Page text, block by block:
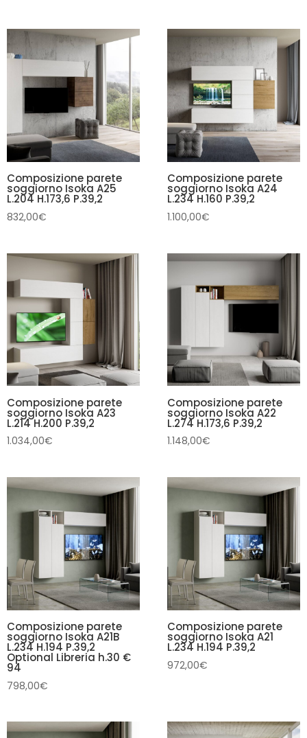
Composizione parete
soggiorno Isoka A25
L.204 H.173,6 P.39,2
832,00€
Composizione parete
soggiorno Isoka A24
L.234 H.160 P.39,2
1.100,00€
Composizione parete
soggiorno Isoka A23
L.214 H.200 P.39,2
1.034,00€
Composizione parete
soggiorno Isoka A22
L.274 H.173,6 P.39,2
1.148,00€
Composizione parete
soggiorno Isoka A21B
L.234 H.194 P.39,2
Optional Libreria h.30 €
94
798,00€
Composizione parete
soggiorno Isoka A21
L.234 H.194 P.39,2
972,00€